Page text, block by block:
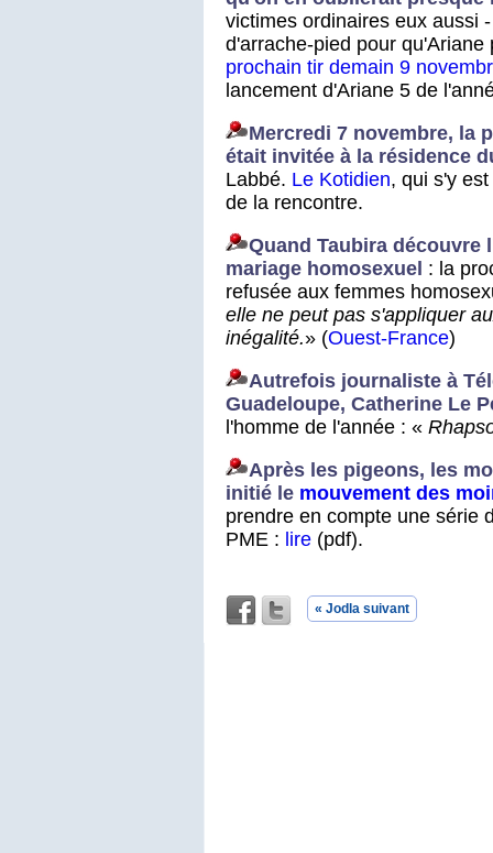
victimes ordinaires eux aussi
d'arrache-pied pour qu'Ariane
prochain tir demain 9
lancement d'Ariane 5 de
Mercredi 7 novembre, la
était invitée à la résidence
Labbé. Le Kotidien, qui s'y
de la rencontre.
Quand Taubira découvre
mariage homosexuel : la
refusée aux femmes
elle ne peut pas s'appliquer
inégalité.» (Ouest-France)
Autrefois journaliste à
Guadeloupe, Catherine Le
l'homme de l'année : «
Après les pigeons, les
initié le mouvement des
prendre en compte une série
PME : lire (pdf).
« Jodla suivant